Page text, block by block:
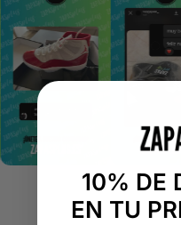
10% DE
EN TU